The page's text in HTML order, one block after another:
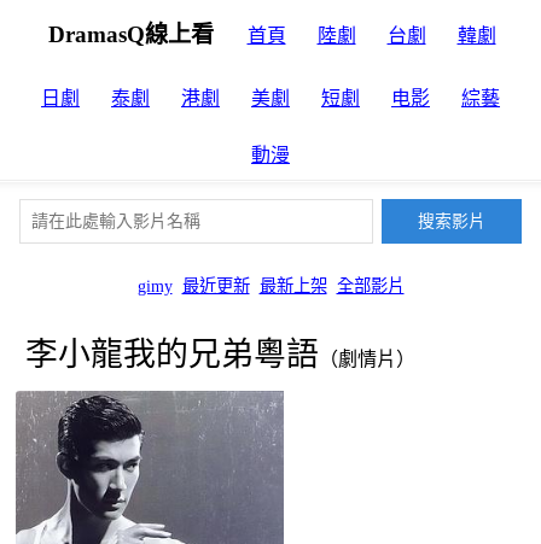
DramasQ線上看 首頁 陸劇 台劇 韓劇
日劇 泰劇 港劇 美劇 短劇 电影 綜藝
動漫
gimy 最近更新 最新上架 全部影片
李小龍我的兄弟粵語 （劇情片）